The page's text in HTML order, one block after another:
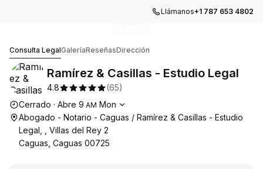
Llámanos+1 787 653 4802
Consulta LegalGaleríaReseñasDirección
Ramírez & Casillas - Estudio Legal
4.8 (65)
Horario de apertura
Cerrado · Abre 9 AM Mon
Abogado - Notario - Caguas / Ramírez & Casillas - Estudio
Legal, , Villas del Rey 2
Caguas, Caguas 00725